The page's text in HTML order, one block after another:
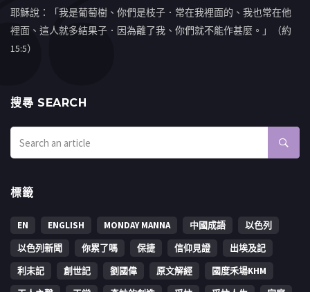
耶穌說：「我是葡萄樹、你們是枝子．常在我裡面的、我也常在他
裡面、這人就多結果子．因為離了我、你們就不能作甚麼。」（約
15:5）
搜㝷 SEARCH
標籤
EN ENGLISH MONDAY MANNA 中國成語
以色列
以色列新聞
你累了嗎 保捷 信仰見證
出埃及記
利未記
創世記 劉國偉 原文解經
國度禾場KHM